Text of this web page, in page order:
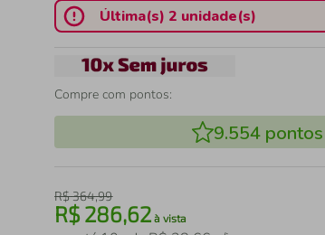
Última(s) 2 unidade(s)
Compre com pontos:
9.554pontos
R$364,99
R$286,62 à vista